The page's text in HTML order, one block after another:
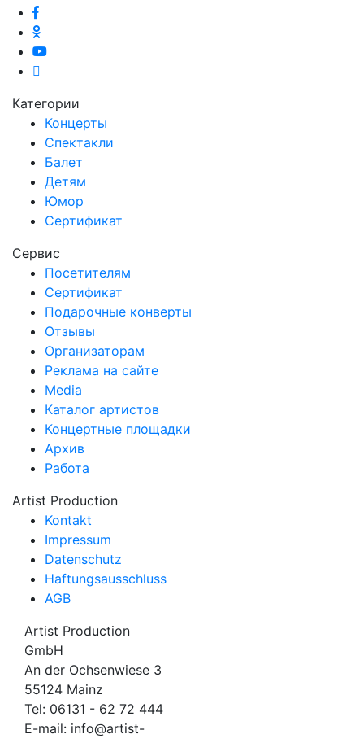
Категории
Концерты
Спектакли
Балет
Детям
Юмор
Сертификат
Сервис
Посетителям
Сертификат
Подарочные конверты
Отзывы
Организаторам
Реклама на сайте
Media
Каталог артистов
Концертные площадки
Архив
Работа
Artist Production
Kontakt
Impressum
Datenschutz
Haftungsausschluss
AGB
Artist Production
GmbH
An der Ochsenwiese 3
55124 Mainz
Tel: 06131 - 62 72 444
E-mail: info@artist-